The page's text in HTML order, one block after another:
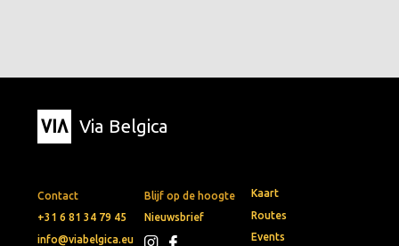
Via Belgica
Contact
+31 6 81 34 79 45
info@viabelgica.eu
Blijf op de hoogte
Nieuwsbrief
Kaart
Routes
Events